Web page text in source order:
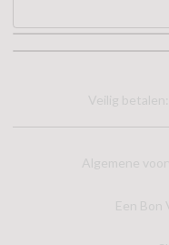
Veilig betalen:
Algemene
Een Bon